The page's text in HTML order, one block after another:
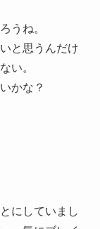
うね。
と思うんだけ
い。
かな？
にしていまし